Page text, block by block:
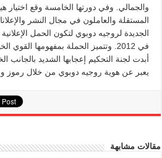
والجمالي. وفي دورتها الخامسة وقع اختيار
المستقلة والعاملون في مجال النشر
الجديدة لروجيه دوبوي لتكون الحمل
في 2012. وتتميز الحملة بمفهومها
أبدت لجنة التحكيم إعجابها الشديد بالجانب
يعبر عن هوية روجيه دوبوي من خلال رموز
مقالات مشابهة